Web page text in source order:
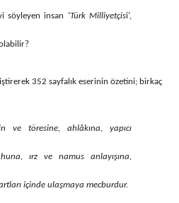
söyleyen insan ‘Türk Milliyetçisi’,
352 sayfalık eserinin özetini; birkaç
ve töresine, ahlâkına, yapıcı
ırz ve namus anlayışına,
içinde ulaşmaya mecburdur.